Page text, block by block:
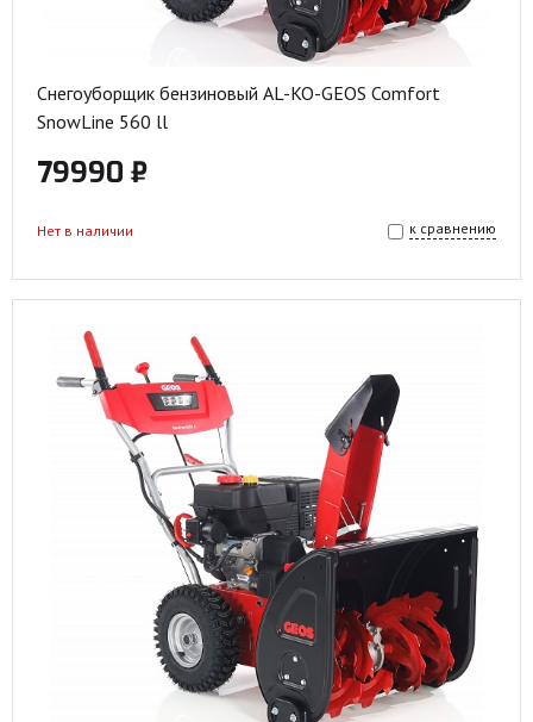
Снегоуборщик бензиновый AL-KO-GEOS Comfort
SnowLine 560 ll
79990 ₽
к сравнению
Нет в наличии